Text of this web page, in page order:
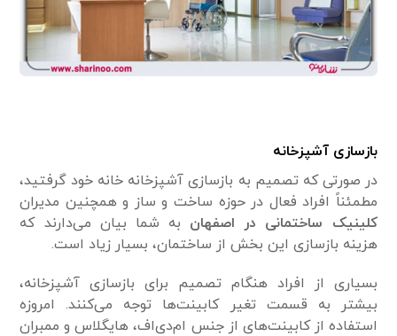
بازسازی آشپزخانه
در صورتی که تصمیم به بازسازی آشپزخانه خانه خود گرفتید،
مطمئناً افراد فعال در حوزه ساخت و ساز و همچنین مدیران
کلینیک ساختمانی در اصفهان به شما بیان می‌دارند که
هزینه بازسازی این بخش از ساختمان، بسیار زیاد است.
بسیاری از افراد هنگام تصمیم برای بازسازی آشپزخانه،
بیشتر به قسمت تغیر کابینت‌ها توجه می‌کنند. امروزه
استفاده از کابینت‌های از جنس ام‌دی‌اف، هایگلاس و ممبران